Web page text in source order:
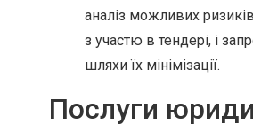
аналіз можливих
з участю в тендері, і
шляхи їх мінімізації.
Послуги